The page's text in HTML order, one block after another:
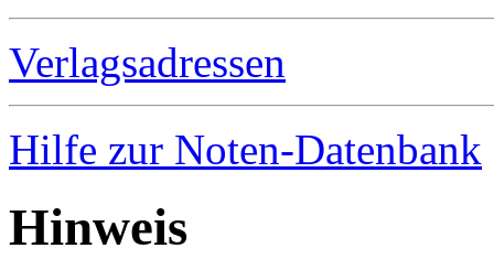
Verlagsadressen
Hilfe zur Noten-Datenbank
Hinweis